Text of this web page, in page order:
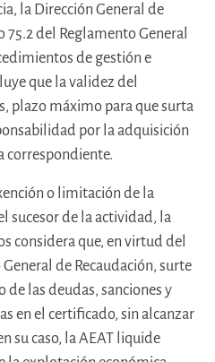
la Dirección General de
del Reglamento General
de gestión e
que la validez del
plazo máximo para que surta
por la adquisición
correspondiente.
o limitación de la
sucesor de la actividad, la
considera que, en virtud del
de Recaudación, surte
las deudas, sanciones y
en el certificado, sin alcanzar
su caso, la AEAT liquide